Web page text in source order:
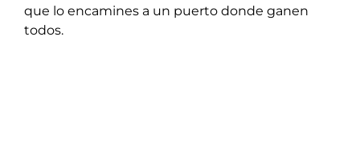
que lo encamines a un puerto donde ganen
todos.